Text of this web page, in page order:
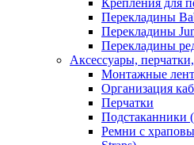
Крепления для
Перекладины
Перекладины
Перекладины
Аксессуары,
Монтажные
Организация
Перчатки
Подстаканники
Ремни с